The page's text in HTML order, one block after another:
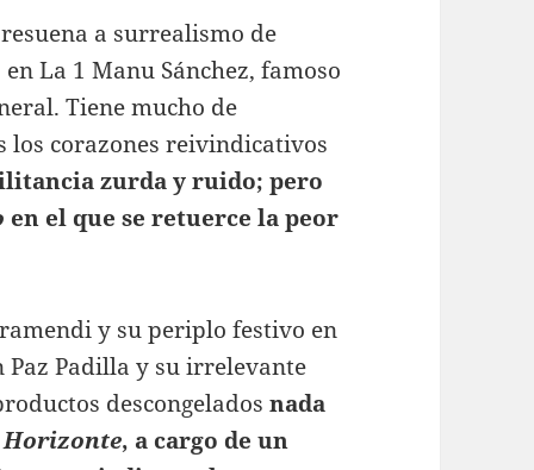
a surrealismo de
La 1 Manu Sánchez, famoso
Tiene mucho de
los corazones reivindicativos
zurda y ruido; pero
en el que se retuerce la peor
y su periplo festivo en
Paz Padilla y su irrelevante
descongelados nada
Horizonte, a cargo de un